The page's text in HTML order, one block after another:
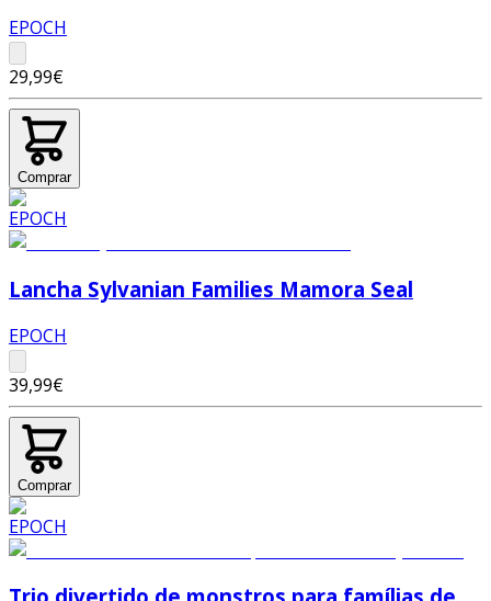
EPOCH
29,99€
Comprar
Lancha Sylvanian Families Mamora Seal
EPOCH
39,99€
Comprar